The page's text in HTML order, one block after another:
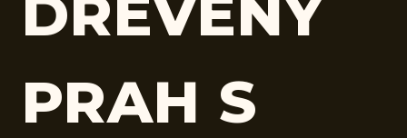
DREVENÝ
PRAH S